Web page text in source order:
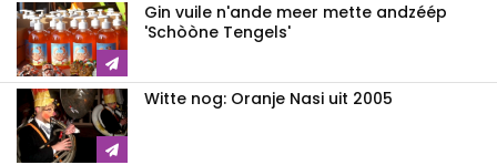
Gin vuile n'ande meer mette andzéép
'Schòòne Tengels'
Witte nog: Oranje Nasi uit 2005